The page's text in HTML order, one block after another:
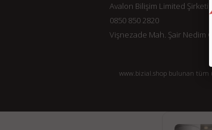
Avalon Bilişim Limited Şirketi
0850 850 2820
Vişnezade Mah. Şair Nedim
www.bizial.shop bulunan tüm